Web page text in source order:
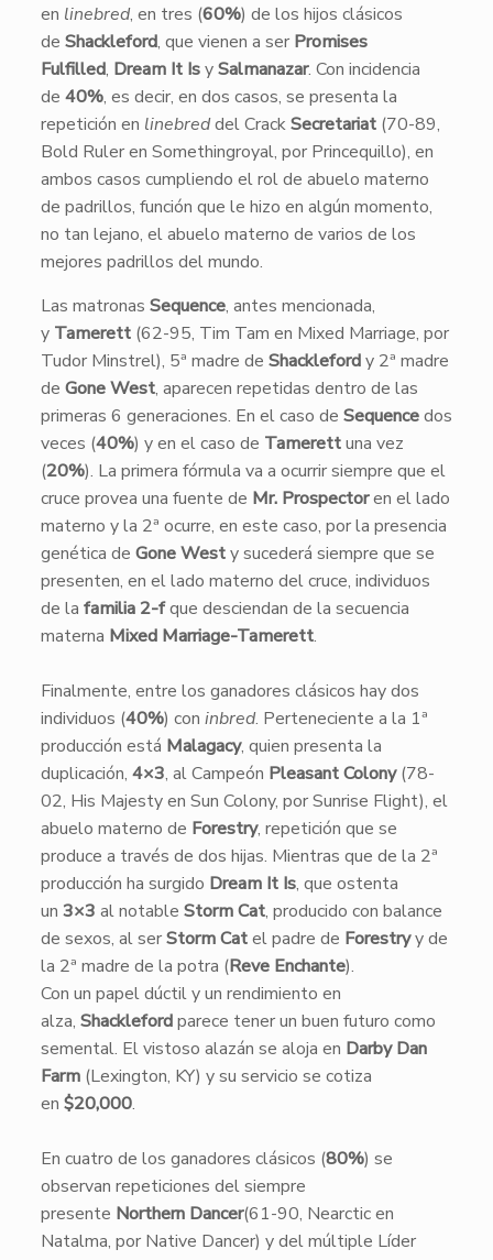
en linebred, en tres (60%) de los hijos clásicos
de Shackleford, que vienen a ser Promises
Fulfilled, Dream It IsySalmanazar. Con incidencia
de 40%, es decir, en dos casos, se presenta la
repetición en linebreddel CrackSecretariat(70-89,
Bold Ruler en Somethingroyal, por Princequillo), en
ambos casos cumpliendo el rol de abuelo materno
de padrillos, función que le hizo en algún momento,
no tan lejano, el abuelo materno de varios de los
mejores padrillos del mundo.
Las matronas Sequence, antes mencionada,
y Tamerett(62-95, Tim Tam en Mixed Marriage, por
Tudor Minstrel), 5ª madre de Shacklefordy 2ª madre
de Gone West, aparecen repetidas dentro de las
primeras 6 generaciones. En el caso de Sequencedos
veces (40%) y en el caso de Tamerettuna vez
(20%). La primera fórmula va a ocurrir siempre que el
cruce provea una fuente de Mr. Prospectoren el lado
materno y la 2ª ocurre, en este caso, por la presencia
genética de Gone Westy sucederá siempre que se
presenten, en el lado materno del cruce, individuos
de la familia 2-fque desciendan de la secuencia
materna Mixed Marriage-Tamerett.
Finalmente, entre los ganadores clásicos hay dos
individuos (40%) con inbred. Perteneciente a la 1ª
producción está Malagacy, quien presenta la
duplicación, 4×3, al Campeón Pleasant Colony(78-
02, His Majesty en Sun Colony, por Sunrise Flight), el
abuelo materno de Forestry, repetición que se
produce a través de dos hijas. Mientras que de la 2ª
producción ha surgido Dream It Is, que ostenta
un 3×3 al notable Storm Cat, producido con balance
de sexos, al serStorm Catel padre de Forestryy de
la 2ª madre de la potra (Reve Enchante).
Con un papel dúctil y un rendimiento en
alza, Shacklefordparece tener un buen futuro como
semental. El vistoso alazán se aloja en Darby Dan
Farm(Lexington, KY) y su servicio se cotiza
en $20,000.
En cuatro de los ganadores clásicos (80%) se
observan repeticiones del siempre
presente Northern Dancer(61-90, Nearctic en
Natalma, por Native Dancer) y del múltiple Líder